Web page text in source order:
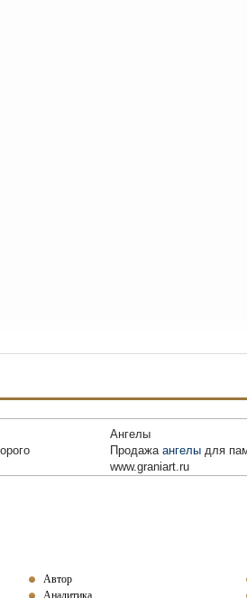
Ангелы
Продажа ангелы для
www.graniart.ru
Автор
Аналитика